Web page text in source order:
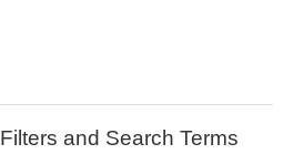
Filters and Search Terms